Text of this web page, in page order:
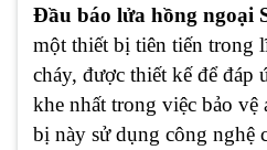
Đầu báo lửa hồng ngoại
một thiết bị tiên tiến trong
cháy, được thiết kế để đáp
khe nhất trong việc bảo vệ
bị này sử dụng công nghệ